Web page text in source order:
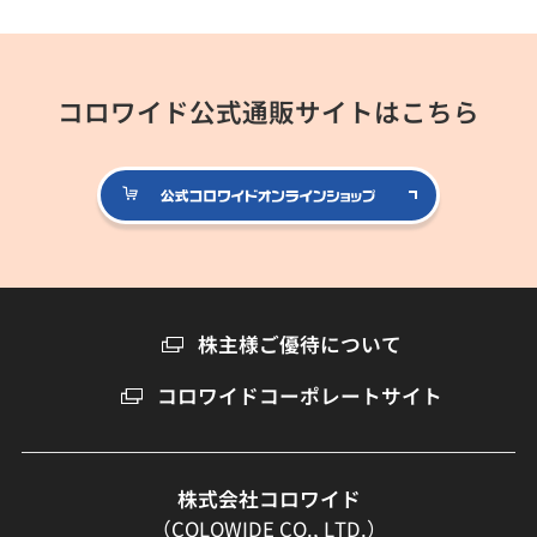
コロワイド公式通販サイトはこちら
公式コロ
株主様ご優待について
コロワイドコーポレートサイト
株式会社コロワイド
（COLOWIDE CO., LTD.）